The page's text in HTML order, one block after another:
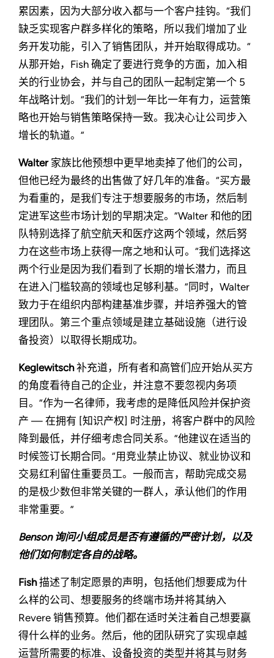
累因素，因为大部分收入都与一个客户挂钩。“我们
缺乏实现客户群多样化的策略，所以我们增加了业
务开发功能，引入了销售团队，并开始取得成功。”
从那开始，Fish 确定了要进行竞争的方面，加入相
关的行业协会，并与自己的团队一起制定第一个 5
年战略计划。“我们的计划一年比一年有力，运营策
略也开始与销售策略保持一致。我决心让公司步入
增长的轨道。”
Walter家族比他预想中更早地卖掉了他们的公司，
但他已经为最终的出售做了好几年的准备。“买方最
为看重的，是我们专注于想要服务的市场，然后制
定进军这些市场计划的早期决定。”Walter 和他的团
队特别选择了航空航天和医疗这两个领域，然后努
力在这些市场上获得一席之地和认可。“我们选择这
两个行业是因为我们看到了长期的增长潜力，而且
在进入门槛较高的领域也足够利基。”同时，Walter
致力于在组织内部构建基准步骤，并培养强大的管
理团队。第三个重点领域是建立基础设施（进行设
备投资）以取得长期成功。
Keglewitsch补充道，所有者和高管们应开始从买方
的角度看待自己的企业，并注意不要忽视内务项
目。“作为一名律师，我考虑的是降低风险并保护资
产 — 在拥有 [知识产权] 时注册，将客户群中的风险
降到最低，并仔细考虑合同关系。”他建议在适当的
时候签订长期合同。“用竞业禁止协议、就业协议和
交易红利留住重要员工。一般而言，帮助完成交易
的是极少数但非常关键的一群人，承认他们的作用
非常重要。”
Benson 询问小组成员是否有遵循的严密计划，以及
他们如何制定各自的战略。
Fish描述了制定愿景的声明，包括他们想要成为什
么样的公司、想要服务的终端市场并将其纳入
Revere 销售预算。他们都在适时关注着自己想要赢
得什么样的业务。然后，他的团队研究了实现卓越
运营所需要的标准、设备投资的类型并将其与财务